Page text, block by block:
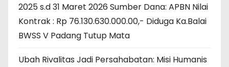
2025 s.d 31 Maret 2026 Sumber Dana: APBN Nilai
Kontrak : Rp 76.130.630.000.00,- Diduga Ka.Balai
BWSS V Padang Tutup Mata
Ubah Rivalitas Jadi Persahabatan: Misi Humanis